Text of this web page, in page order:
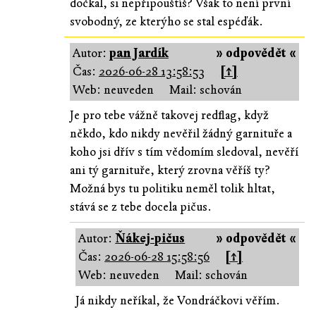
dočkal, si nepřipouštíš? Však to není první
svobodný, ze kterýho se stal espéďák.
» odpovědět «
Autor: pan Jardík
Čas: 2026-06-28 13:58:53
[↑]
Web: neuveden
Mail: schován
Je pro tebe vážně takovej redflag, když
někdo, kdo nikdy nevěřil žádný garnituře a
koho jsi dřív s tím vědomím sledoval, nevěří
ani tý garnituře, který zrovna věříš ty?
Možná bys tu politiku neměl tolik hltat,
stává se z tebe docela pičus.
» odpovědět «
Autor:Ňákej-pičus
Čas: 2026-06-28 15:58:56
[↑]
Web: neuveden
Mail: schován
Já nikdy neříkal, že Vondráčkovi věřím.